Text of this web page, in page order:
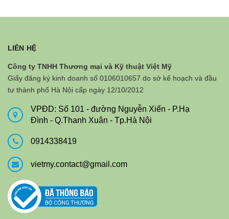
LIÊN HỆ
Công ty TNHH Thương mại và Kỹ thuật Việt Mỹ
Giấy đăng ký kinh doanh số 0106010657 do sở kế hoạch và đầu
tư thành phố Hà Nội cấp ngày 12/10/2012
VPĐD: Số 101 - đường Nguyễn Xiển - P.Hạ
Đình - Q.Thanh Xuân - Tp.Hà Nội
0914338419
vietmy.contact@gmail.com